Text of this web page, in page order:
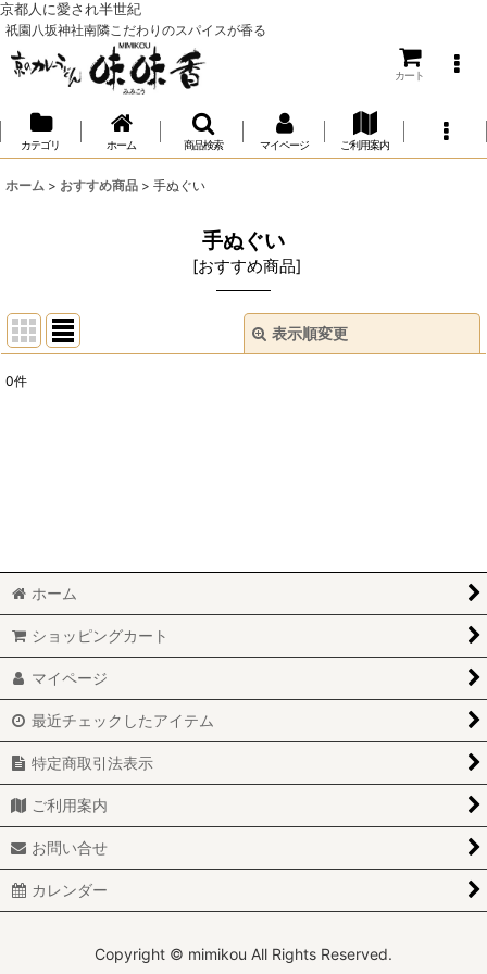
京都人に愛され半世紀
祇園八坂神社南隣こだわりのスパイスが香る
カート
カテゴリ ホーム 商品検索 マイページ ご利用案内
ホーム > おすすめ商品 > 手ぬぐい
手ぬぐい
[おすすめ商品]
表示順変更
表示数
0件
ホーム
ショッピングカート
マイページ
最近チェックしたアイテム
特定商取引法表示
ご利用案内
お問い合せ
カレンダー
Copyright © mimikou All Rights Reserved.